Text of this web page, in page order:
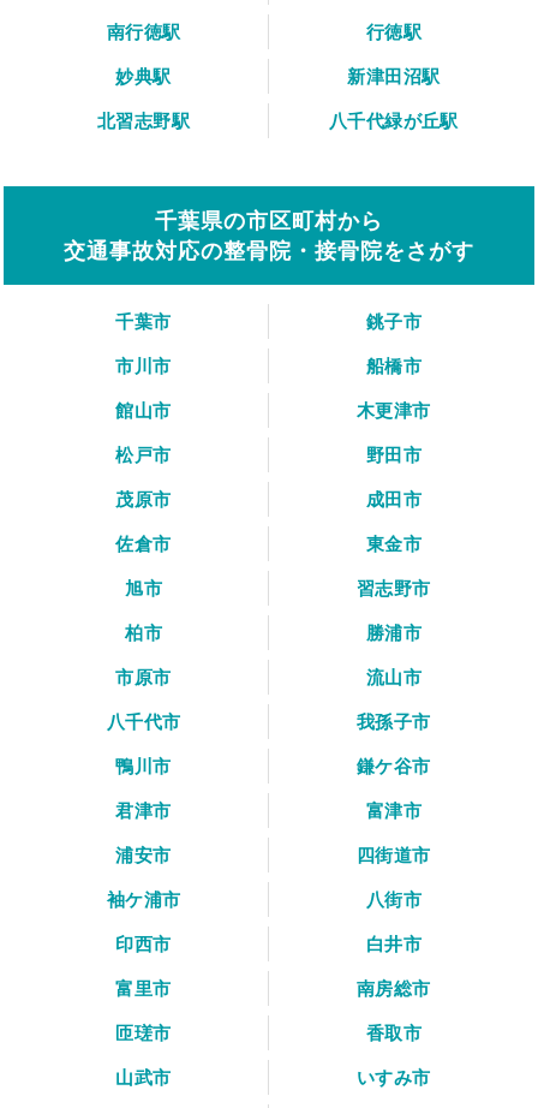
南行徳駅
行徳駅
妙典駅
新津田沼駅
北習志野駅
八千代緑が丘駅
千葉県の市区町村から
交通事故対応の整骨院・接骨院をさがす
千葉市
銚子市
市川市
船橋市
館山市
木更津市
松戸市
野田市
茂原市
成田市
佐倉市
東金市
旭市
習志野市
柏市
勝浦市
市原市
流山市
八千代市
我孫子市
鴨川市
鎌ケ谷市
君津市
富津市
浦安市
四街道市
袖ケ浦市
八街市
印西市
白井市
富里市
南房総市
匝瑳市
香取市
山武市
いすみ市